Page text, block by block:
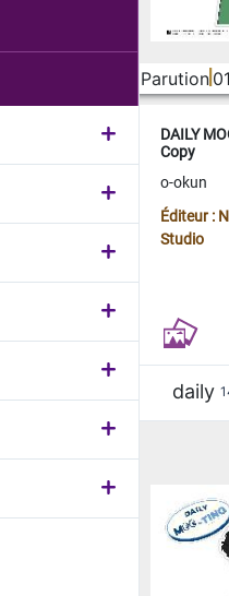
Parution
DAILY
Copy
o-okun
Éditeur :
Studio
daily